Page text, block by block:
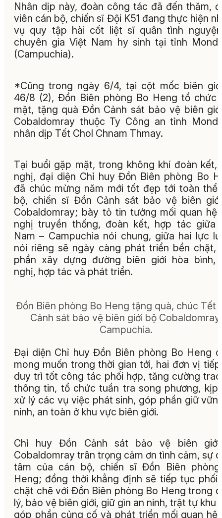
Nhân dịp này, đoàn công tác đã đến thăm,
viên cán bộ, chiến sĩ Đội K51 đang thực hiện
vụ quy tập hài cốt liệt sĩ quân tình
chuyên gia Việt Nam hy sinh tại tỉnh
(Campuchia).
*Cũng trong ngày 6/4, tại cột mốc biên
46/8 (2), Đồn Biên phòng Bo Heng tổ chức
mặt, tặng quà Đồn Cảnh sát bảo vệ biên
Cobaldomray thuộc Ty Công an tỉnh
nhân dịp Tết Chol Chnam Thmay.
Tại buổi gặp mặt, trong không khí đoàn kết,
nghị, đại diện Chỉ huy Đồn Biên phòng Bo
đã chúc mừng năm mới tốt đẹp tới toàn thể
bộ, chiến sĩ Đồn Cảnh sát bảo vệ biên
Cobaldomray; bày tỏ tin tưởng mối quan hệ
nghị truyền thống, đoàn kết, hợp tác giữa
Nam – Campuchia nói chung, giữa hai lực
nói riêng sẽ ngày càng phát triển bền chặt,
phần xây dựng đường biên giới hòa bình,
nghị, hợp tác và phát triển.
Đồn Biên phòng Bo Heng tặng quà, chúc Tết
Cảnh sát bảo vệ biên giới bộ Cobaldomray,
Campuchia.
Đại diện Chỉ huy Đồn Biên phòng Bo Heng
mong muốn trong thời gian tới, hai đơn vị
duy trì tốt công tác phối hợp, tăng cường
thông tin, tổ chức tuần tra song phương, kịp
xử lý các vụ việc phát sinh, góp phần giữ
ninh, an toàn ở khu vực biên giới.
Chỉ huy Đồn Cảnh sát bảo vệ biên
Cobaldomray trân trọng cảm ơn tình cảm, sự
tâm của cán bộ, chiến sĩ Đồn Biên
Heng; đồng thời khẳng định sẽ tiếp tục phối
chặt chẽ với Đồn Biên phòng Bo Heng trong
lý, bảo vệ biên giới, giữ gìn an ninh, trật tự khu
góp phần củng cố và phát triển mối quan hệ